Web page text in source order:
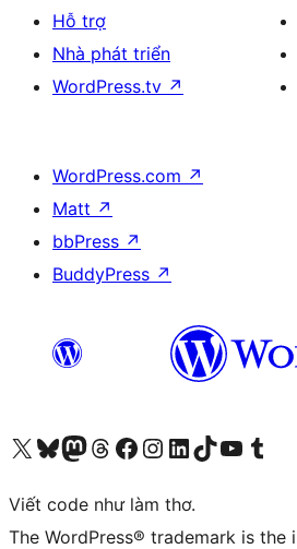
Hỗ trợ
Nhà phát triển
WordPress.tv ↗
WordPress.com ↗
Matt ↗
bbPress ↗
BuddyPress ↗
Truy cập tài khoản X (trước đây là Twitter) của chúng tôiVisit our Bluesky account
Visit our Mastodon account
Visit our Threads account
Xem trang Facebook của chúng tôiTruy cập tài khoản Instagram của chúng tôiTruy cập tài khoản LinkedIn của chúng tôiVisit our TikTok account
Truy cập kênh YouTube của chúng tôi Visit our
Viết code như làm thơ.
The WordPress® trademark is